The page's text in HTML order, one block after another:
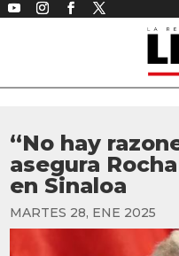
“No hay
asegura
en Sinaloa
MARTES 28, ENE 2025